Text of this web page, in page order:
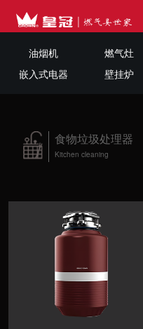
网站首页
皇冠品牌 >
媒体中心 >
合作咨询 >
油烟机 燃气灶
嵌入式电器
壁挂炉
食物垃圾处理器
Kitchen cleaning